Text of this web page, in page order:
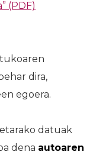
(PDF)
dira,
egoera.
datuak
dena autoaren